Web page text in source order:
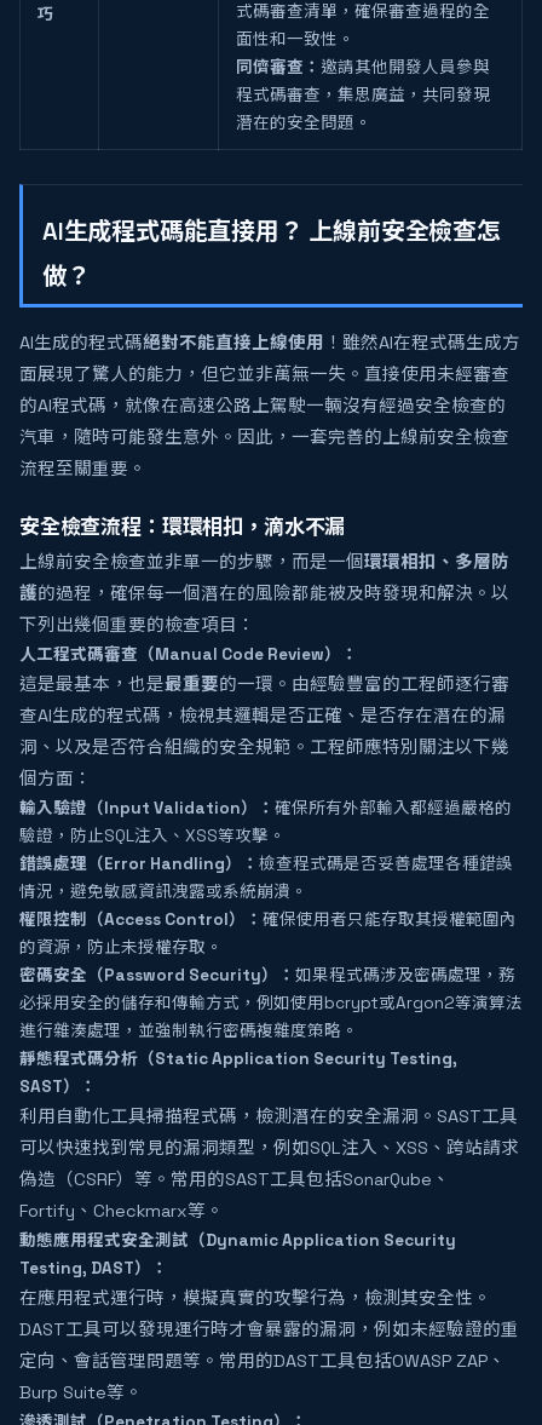
巧
式碼審查清單，確保審查過程的全
面性和一致性。
同儕審查： 邀請其他開發人員參與
程式碼審查，集思廣益，共同發現
潛在的安全問題。
AI生成程式碼能直接用？ 上線前安全檢查怎
做？
AI生成的程式碼絕對不能直接上線使用 ！雖然AI在程式碼生成方
面展現了驚人的能力，但它並非萬無一失。直接使用未經審查
的AI程式碼，就像在高速公路上駕駛一輛沒有經過安全檢查的
汽車，隨時可能發生意外。因此，一套完善的上線前安全檢查
流程至關重要。
安全檢查流程：環環相扣，滴水不漏
上線前安全檢查並非單一的步驟，而是一個環環相扣、多層防
護的過程，確保每一個潛在的風險都能被及時發現和解決。以
下列出幾個重要的檢查項目：
人工程式碼審查（Manual Code Review）：
這是最基本，也是最重要的一環。由經驗豐富的工程師逐行審
查AI生成的程式碼，檢視其邏輯是否正確、是否存在潛在的漏
洞、以及是否符合組織的安全規範。工程師應特別關注以下幾
個方面：
輸入驗證（Input Validation）： 確保所有外部輸入都經過嚴格的
驗證，防止SQL注入、XSS等攻擊。
錯誤處理（Error Handling）： 檢查程式碼是否妥善處理各種錯誤
情況，避免敏感資訊洩露或系統崩潰。
權限控制（Access Control）： 確保使用者只能存取其授權範圍內
的資源，防止未授權存取。
密碼安全（Password Security）： 如果程式碼涉及密碼處理，務
必採用安全的儲存和傳輸方式，例如使用bcrypt或Argon2等演算法
進行雜湊處理，並強制執行密碼複雜度策略。
靜態程式碼分析（Static Application Security Testing,
SAST）：
利用自動化工具掃描程式碼，檢測潛在的安全漏洞。SAST工具
可以快速找到常見的漏洞類型，例如SQL注入、XSS、跨站請求
偽造（CSRF）等。常用的SAST工具包括SonarQube、
Fortify、Checkmarx等。
動態應用程式安全測試（Dynamic Application Security
Testing, DAST）：
在應用程式運行時，模擬真實的攻擊行為，檢測其安全性。
DAST工具可以發現運行時才會暴露的漏洞，例如未經驗證的重
定向、會話管理問題等。常用的DAST工具包括OWASP ZAP、
Burp Suite等。